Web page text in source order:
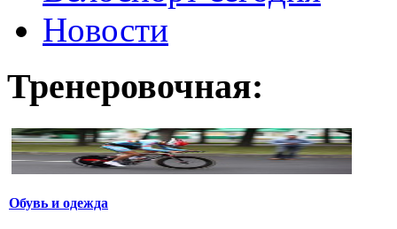
Новости
Тренеровочная:
Обувь и одежда